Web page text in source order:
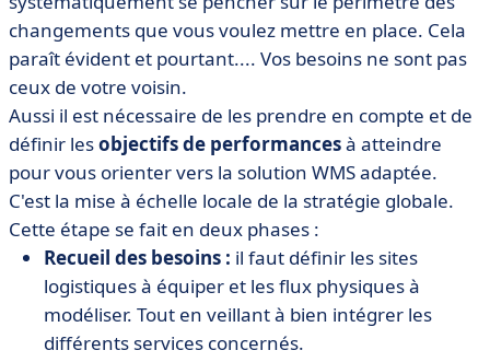
changements que vous voulez mettre en place. Cela
paraît évident et pourtant.... Vos besoins ne sont pas
ceux de votre voisin.
Aussi il est nécessaire de les prendre en compte et de
définir lesobjectifs de performancesà atteindre
pour vous orienter vers la solution WMS adaptée.
C'est la mise à échelle locale de la stratégie globale.
Cette étape se fait en deux phases :
Recueil des besoins : il faut définir les sites
logistiques à équiper et les flux physiques à
modéliser. Tout en veillant à bien intégrer les
différents services concernés.